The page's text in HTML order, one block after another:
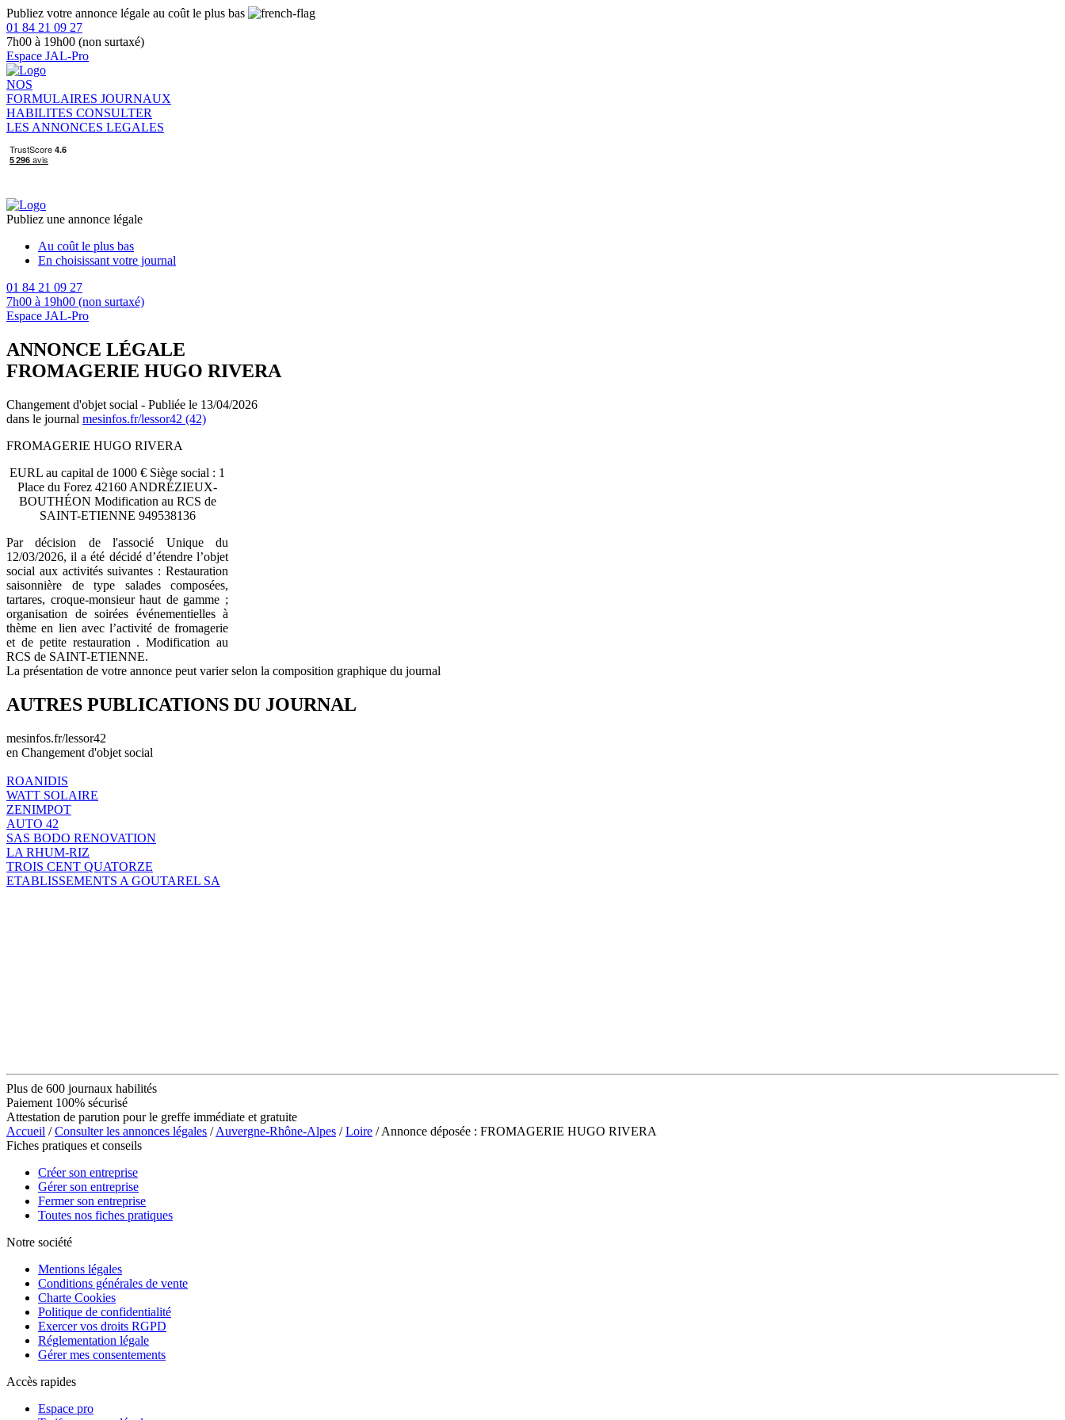
Publiez votre annonce légale au coût le plus bas
01 84 21 09 27
7h00 à 19h00 (non surtaxé)
Espace JAL-Pro
NOS
FORMULAIRES JOURNAUX
HABILITES CONSULTER
LES ANNONCES LEGALES
Publiez une annonce légale
Au coût le plus bas
En choisissant votre journal
01 84 21 09 27
7h00 à 19h00 (non surtaxé)
Espace JAL-Pro
ANNONCE LÉGALE
FROMAGERIE HUGO RIVERA
Changement d'objet social - Publiée le 13/04/2026
dans le journal mesinfos.fr/lessor42 (42)
FROMAGERIE HUGO RIVERA
EURL au capital de 1000 € Siège social : 1
Place du Forez 42160 ANDRÉZIEUX-
BOUTHÉON Modification au RCS de
SAINT-ETIENNE 949538136
Par décision de l'associé Unique du
12/03/2026, il a été décidé d’étendre l’objet
social aux activités suivantes : Restauration
saisonnière de type salades composées,
tartares, croque-monsieur haut de gamme ;
organisation de soirées événementielles à
thème en lien avec l’activité de fromagerie
et de petite restauration . Modification au
RCS de SAINT-ETIENNE.
La présentation de votre annonce peut varier selon la composition graphique du journal
AUTRES PUBLICATIONS DU JOURNAL
mesinfos.fr/lessor42
en Changement d'objet social
ROANIDIS
WATT SOLAIRE
ZENIMPOT
AUTO 42
SAS BODO RENOVATION
LA RHUM-RIZ
TROIS CENT QUATORZE
ETABLISSEMENTS A GOUTAREL SA
Plus de 600 journaux habilités
Paiement 100% sécurisé
Attestation de parution pour le greffe immédiate et gratuite
Accueil /Consulter les annonces légales /Auvergne-Rhône-Alpes /Loire / Annonce déposée : FROMAGERIE HUGO RIVERA
Fiches pratiques et conseils
Créer son entreprise
Gérer son entreprise
Fermer son entreprise
Toutes nos fiches pratiques
Notre société
Mentions légales
Conditions générales de vente
Charte Cookies
Politique de confidentialité
Exercer vos droits RGPD
Réglementation légale
Gérer mes consentements
Accès rapides
Espace pro